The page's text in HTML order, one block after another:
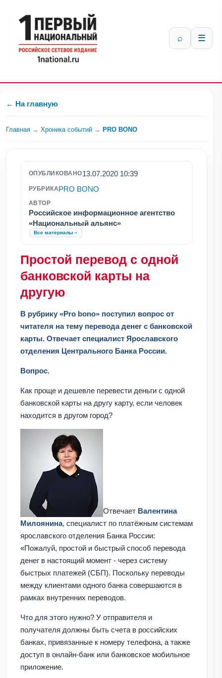
⌕ ☰
← На главную
Главная → Хроника событий → PRO BONO
ОПУБЛИКОВАНО13.07.2020 10:39
РУБРИКАPRO BONO
АВТОР
Российское информационное агентство
«Национальный альянс»
Все материалы
Простой перевод с одной
банковской карты на
другую
В рубрику «Pro bono» поступил вопрос от
читателя на тему перевода денег с банковской
карты. Отвечает специалист Ярославского
отделения Центрального Банка России.
Вопрос.
Как проще и дешевле перевести деньги с одной
банковской карты на другу карту, если человек
находится в другом город?
Отвечает Валентина
Милоянина, специалист по платёжным системам
ярославского отделения Банка России:
«Пожалуй, простой и быстрый способ перевода
денег в настоящий момент - через систему
быстрых платежей (СБП). Поскольку переводы
между клиентами одного банка совершаются в
рамках внутренних переводов.
Что для этого нужно? У отправителя и
получателя должны быть счета в российских
банках, привязанные к номеру телефона, а также
доступ в онлайн-банк или банковское мобильное
приложение.